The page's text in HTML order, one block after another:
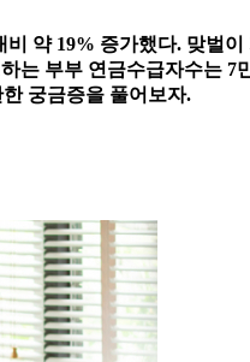
약 19% 증가했다. 맞벌
는 부부 연금수급자수는 7
궁금증을 풀어보자.